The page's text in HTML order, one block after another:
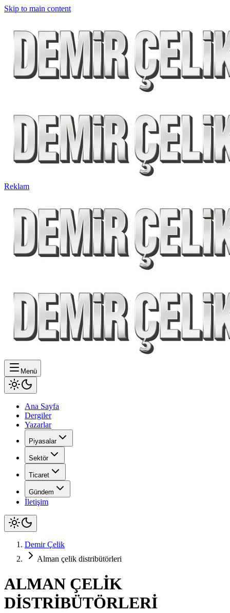
Skip to main content
Reklam
Menü
Ana Sayfa
Dergiler
Yazarlar
Piyasalar
Sektör
Ticaret
Gündem
İletişim
Demir Çelik
Alman çelik distribütörleri
ALMAN ÇELİK
DİSTRİBÜTÖRLERİ